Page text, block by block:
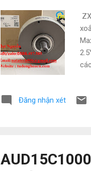
Đăng nhận xét